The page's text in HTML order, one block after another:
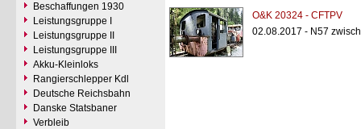
Beschaffungen 1930
Leistungsgruppe I
Leistungsgruppe II
Leistungsgruppe III
Akku-Kleinloks
Rangierschlepper Kdl
Deutsche Reichsbahn
Danske Statsbaner
Verbleib
O&K 20324 - CFTPV
02.08.2017 - N57